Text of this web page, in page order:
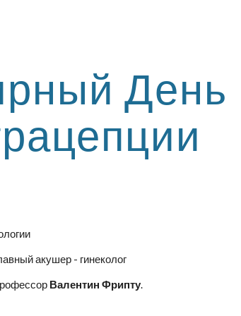
День
акушер - гинеколог
Валентин Фрипту.